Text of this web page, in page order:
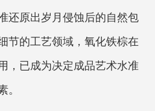
还原出岁月侵蚀后的自然包
节的工艺领域，氧化铁棕在
，已成为决定成品艺术水准
。